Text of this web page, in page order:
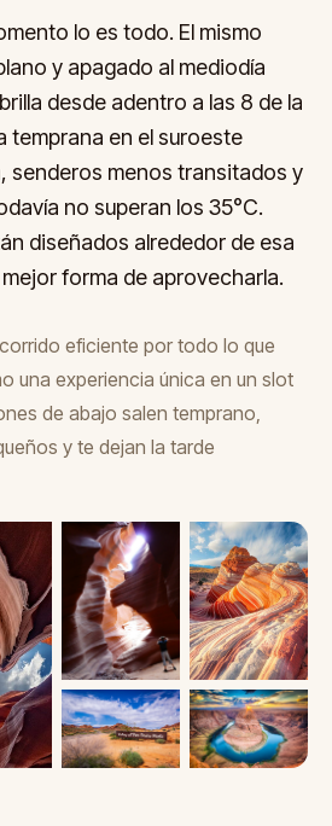
lo es todo. El mismo
y apagado al mediodía
desde adentro a las 8 de la
temprana en el suroeste
senderos menos transitados y
no superan los 35°C.
diseñados alrededor de esa
forma de aprovecharla.
eficiente por todo lo que
una experiencia única en un slot
de abajo salen temprano,
y te dejan la tarde